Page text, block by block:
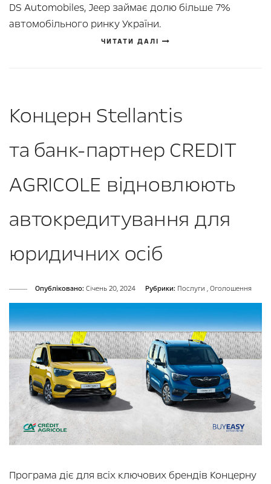
DS Automobiles, Jeep займає долю більше 7%
автомобільного ринку України.
ЧИТАТИ ДАЛІ
Концерн Stellantis
та банк-партнер CREDIT
AGRICOLE відновлюють
автокредитування для
юридичних осіб
Опубліковано: Cічень 20, 2024 Рубрики: Послуги , Оголошення
Програма діє для всіх ключових брендів Концерну